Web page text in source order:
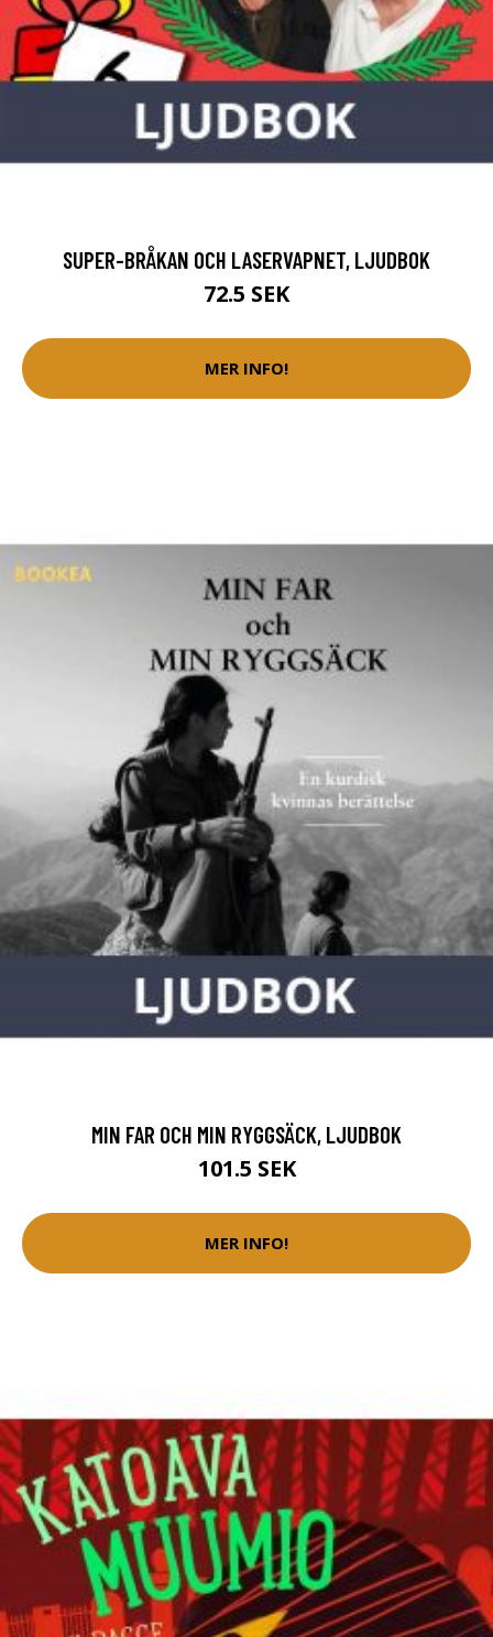
SUPER-BRÅKAN OCH LASERVAPNET, LJUDBOK
72.5 SEK
MER INFO!
MIN FAR OCH MIN RYGGSÄCK, LJUDBOK
101.5 SEK
MER INFO!